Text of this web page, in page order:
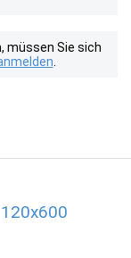
müssen Sie sich